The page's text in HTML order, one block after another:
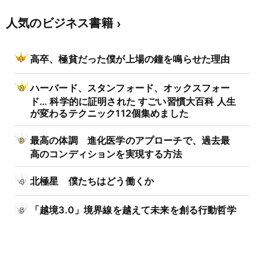
人気のビジネス書籍
高卒、極貧だった僕が上場の鐘を鳴らせた理由
ハーバード、スタンフォード、オックスフォー
ド… 科学的に証明された すごい習慣大百科 人生
が変わるテクニック112個集めました
最高の体調 進化医学のアプローチで、過去最
高のコンディションを実現する方法
北極星 僕たちはどう働くか
「越境3.0」境界線を越えて未来を創る行動哲学